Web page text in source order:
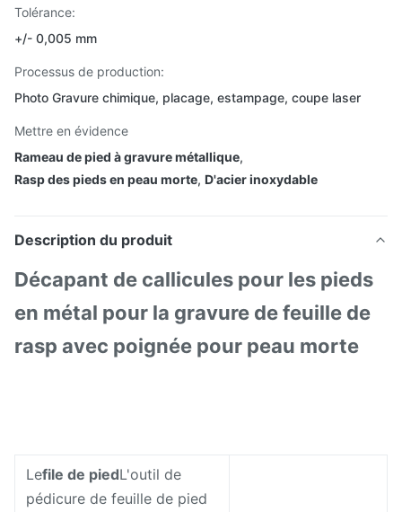
Tolérance:
+/- 0,005 mm
Processus de production:
Photo Gravure chimique, placage, estampage, coupe laser
Mettre en évidence
Rameau de pied à gravure métallique,
Rasp des pieds en peau morte, D'acier inoxydable
Description du produit
Décapant de callicules pour les pieds
en métal pour la gravure de feuille de
rasp avec poignée pour peau morte
Lefile de piedL'outil de
pédicure de feuille de pied